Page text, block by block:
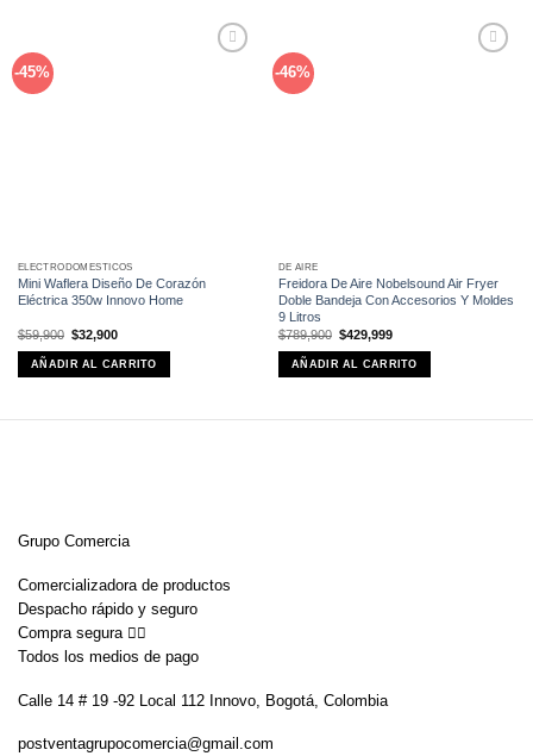
-45%
ELECTRODOMÉSTICOS
Mini Waflera Diseño De Corazón
Eléctrica 350w Innovo Home
$59,900 El
precio
original
era:
$59,900.
$32,900El
actual
es:
$32,900.
AÑADIR AL CARRITO
-46%
DE AIRE
Freidora De Aire Nobelsound Air Fryer
Doble Bandeja Con Accesorios Y Moldes
9 Litros
$789,900 El
precio
original
era:
$789,900.
$429,999El
actual
es:
$429,999.
AÑADIR AL CARRITO
Grupo Comercia
Comercializadora de productos
Despacho rápido y seguro
Compra segura 👇🏼
Todos los medios de pago
Calle 14 # 19 -92 Local 112 Innovo, Bogotá, Colombia
postventagrupocomercia@gmail.com